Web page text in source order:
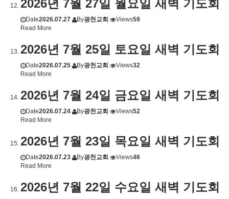
2026년 7월 27일 월요일 새벽 기도회
Date2026.07.27 By광천교회 Views59
Read More
2026년 7월 25일 토요일 새벽 기도회
Date2026.07.25 By광천교회 Views32
Read More
2026년 7월 24일 금요일 새벽 기도회
Date2026.07.24 By광천교회 Views52
Read More
2026년 7월 23일 목요일 새벽 기도회
Date2026.07.23 By광천교회 Views46
Read More
2026년 7월 22일 수요일 새벽 기도회